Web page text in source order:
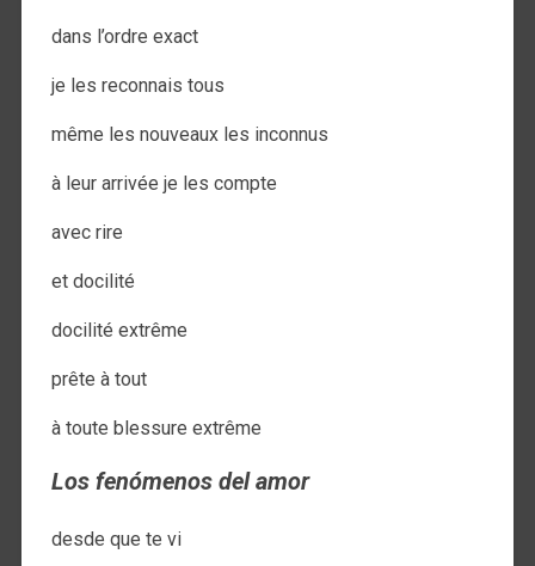
dans l’ordre exact
je les reconnais tous
même les nouveaux les inconnus
à leur arrivée je les compte
avec rire
et docilité
docilité extrême
prête à tout
à toute blessure extrême
Los fenómenos del amor
desde que te vi